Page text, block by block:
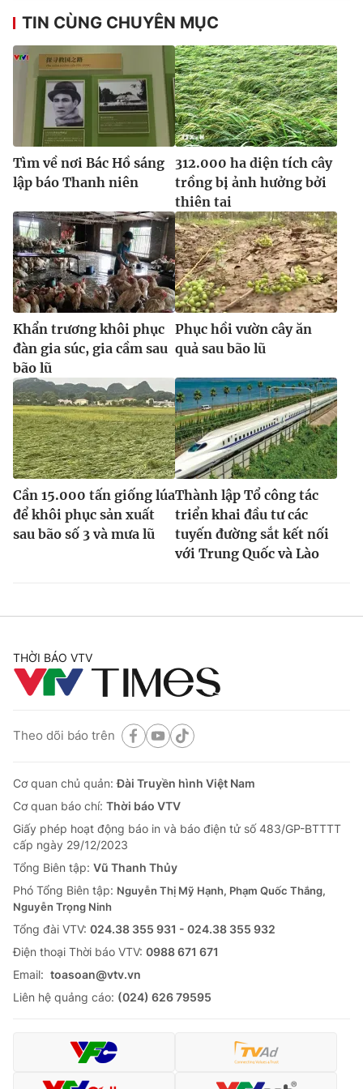
TIN CÙNG CHUYÊN MỤC
Tìm về nơi Bác Hồ sáng
lập báo Thanh niên
312.000 ha diện tích cây
trồng bị ảnh hưởng bởi
thiên tai
Khẩn trương khôi phục
đàn gia súc, gia cầm sau
bão lũ
Phục hồi vườn cây ăn
quả sau bão lũ
Cần 15.000 tấn giống lúa
để khôi phục sản xuất
sau bão số 3 và mưa lũ
Thành lập Tổ công tác
triển khai đầu tư các
tuyến đường sắt kết nối
với Trung Quốc và Lào
THỜI BÁO VTV
Theo dõi báo trên
Cơ quan chủ quản:Đài Truyền hình Việt Nam
Cơ quan báo chí: Thời báo VTV
Giấy phép hoạt động báo in và báo điện tử số 483/GP-BTTTT
cấp ngày 29/12/2023
Tổng Biên tập: Vũ Thanh Thủy
Phó Tổng Biên tập: Nguyễn Thị Mỹ Hạnh, Phạm Quốc Thắng,
Nguyễn Trọng Ninh
Tổng đài VTV: 024.38 355 931 - 024.38 355 932
Ðiện thoại Thời báo VTV: 0988 671 671
Email: toasoan@vtv.vn
Liên hệ quảng cáo: (024) 626 79595